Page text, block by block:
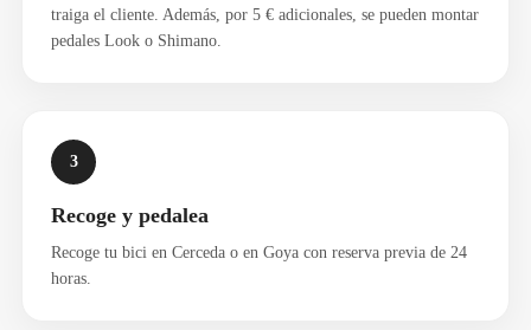
traiga el cliente. Además, por 5 € adicionales, se pueden montar
pedales Look o Shimano.
3
Recoge y pedalea
Recoge tu bici en Cerceda o en Goya con reserva previa de 24
horas.